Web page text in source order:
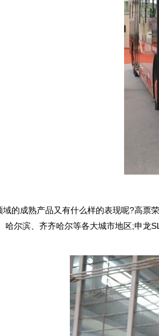
的成熟产品又有什么样的表现呢?高票
哈尔滨、齐齐哈尔等各大城市地区;申龙